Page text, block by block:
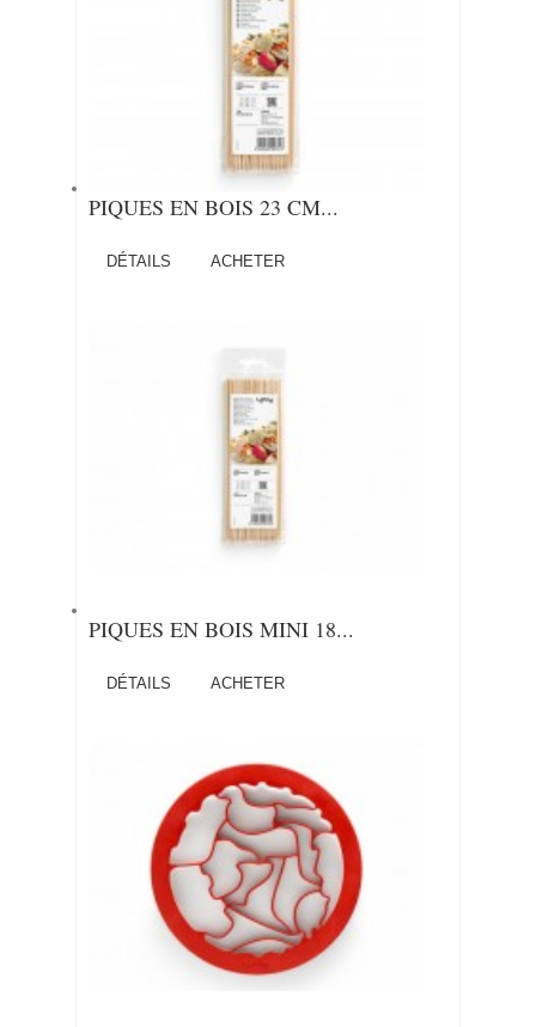
PIQUES EN BOIS 23 CM...
DÉTAILS ACHETER
PIQUES EN BOIS MINI 18...
DÉTAILS ACHETER